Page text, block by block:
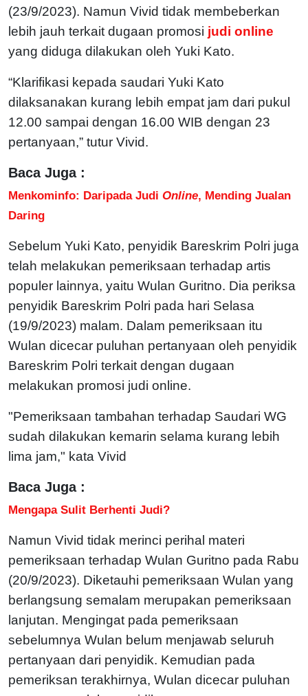
(23/9/2023). Namun Vivid tidak membeberkan
lebih jauh terkait dugaan promosi judi online
yang diduga dilakukan oleh Yuki Kato.
“Klarifikasi kepada saudari Yuki Kato
dilaksanakan kurang lebih empat jam dari pukul
12.00 sampai dengan 16.00 WIB dengan 23
pertanyaan,” tutur Vivid.
Baca Juga :
Menkominfo: Daripada Judi Online, Mending Jualan
Daring
Sebelum Yuki Kato, penyidik Bareskrim Polri juga
telah melakukan pemeriksaan terhadap artis
populer lainnya, yaitu Wulan Guritno. Dia periksa
penyidik Bareskrim Polri pada hari Selasa
(19/9/2023) malam. Dalam pemeriksaan itu
Wulan dicecar puluhan pertanyaan oleh penyidik
Bareskrim Polri terkait dengan dugaan
melakukan promosi judi online.
"Pemeriksaan tambahan terhadap Saudari WG
sudah dilakukan kemarin selama kurang lebih
lima jam," kata Vivid
Baca Juga :
Mengapa Sulit Berhenti Judi?
Namun Vivid tidak merinci perihal materi
pemeriksaan terhadap Wulan Guritno pada Rabu
(20/9/2023). Diketauhi pemeriksaan Wulan yang
berlangsung semalam merupakan pemeriksaan
lanjutan. Mengingat pada pemeriksaan
sebelumnya Wulan belum menjawab seluruh
pertanyaan dari penyidik. Kemudian pada
pemeriksan terakhirnya, Wulan dicecar puluhan